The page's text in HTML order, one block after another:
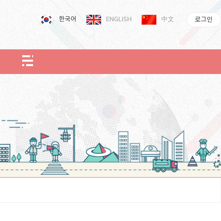
한국어 ENGLISH 中文 로그인